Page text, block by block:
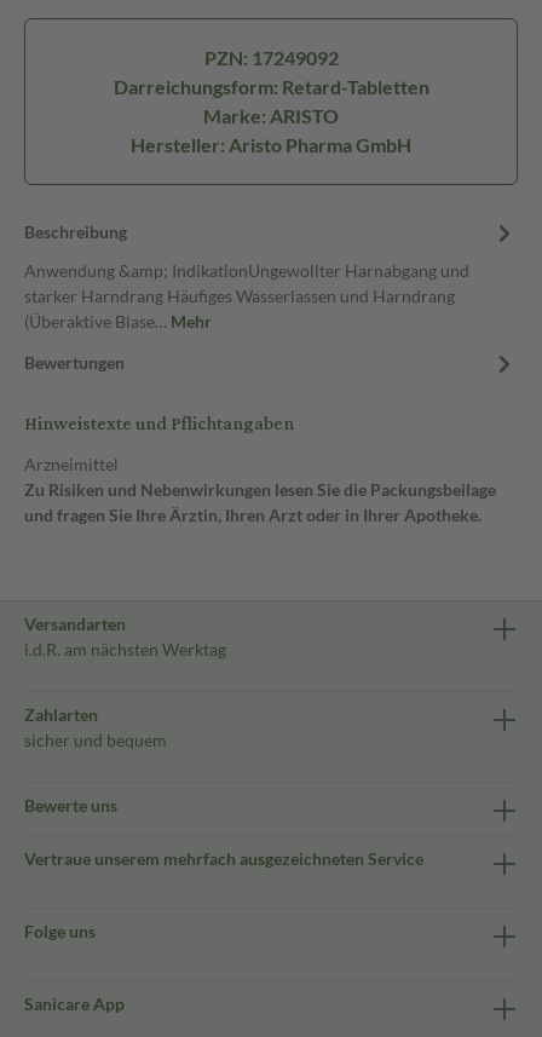
PZN: 17249092
Darreichungsform: Retard-Tabletten
Marke: ARISTO
Hersteller: Aristo Pharma GmbH
Beschreibung
Anwendung &amp; IndikationUngewollter Harnabgang und
starker Harndrang Häufiges Wasserlassen und Harndrang
(Überaktive Blase… Mehr
Bewertungen
Hinweistexte und Pflichtangaben
Arzneimittel
Zu Risiken und Nebenwirkungen lesen Sie die Packungsbeilage
und fragen Sie Ihre Ärztin, Ihren Arzt oder in Ihrer Apotheke.
Versandarten
i.d.R. am nächsten Werktag
Zahlarten
sicher und bequem
Bewerte uns
Vertraue unserem mehrfach ausgezeichneten Service
Folge uns
Sanicare App